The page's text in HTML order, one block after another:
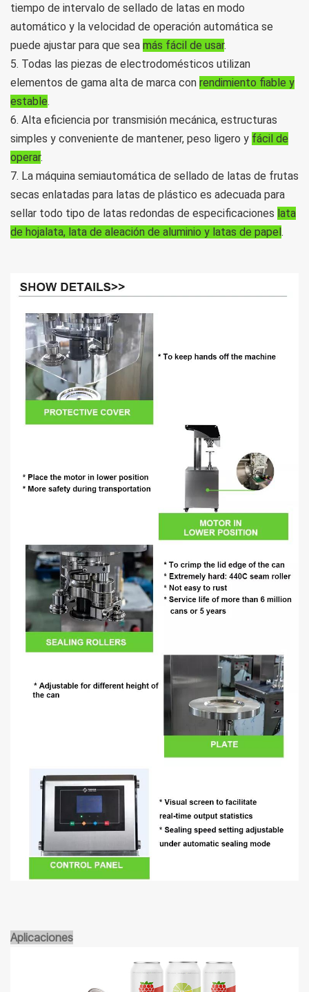
tiempo de intervalo de sellado de latas en modo
automático y la velocidad de operación automática se
puede ajustar para que sea más fácil de usar.
5. Todas las piezas de electrodomésticos utilizan
elementos de gama alta de marca con rendimiento fiable y
estable.
6. Alta eficiencia por transmisión mecánica, estructuras
simples y conveniente de mantener, peso ligero y fácil de
operar.
7. La máquina semiautomática de sellado de latas de frutas
secas enlatadas para latas de plástico es adecuada para
sellar todo tipo de latas redondas de especificaciones lata
de hojalata, lata de aleación de aluminio y latas de papel.
Aplicaciones